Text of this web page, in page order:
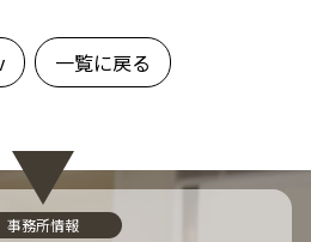
一覧に戻る
事務所情報